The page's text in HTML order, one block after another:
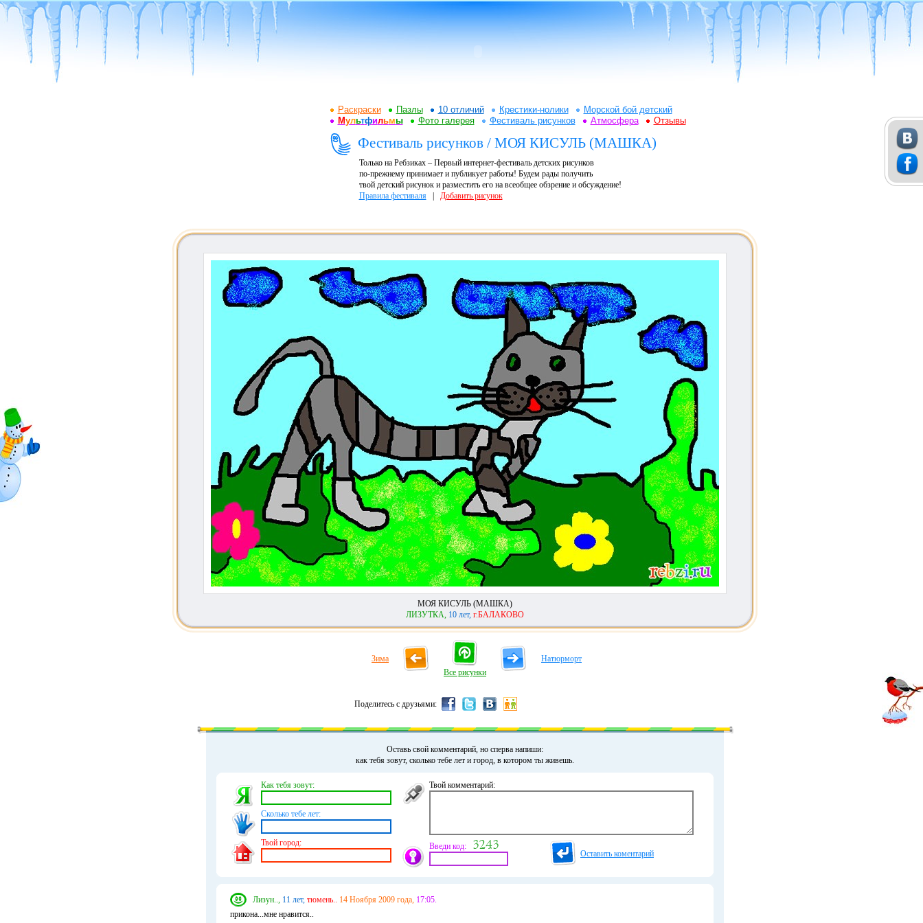
Раскраски Пазлы 10 отличий Крестики-нолики
Морской бой детский
Мультфильмы Фото галерея Фестиваль рисунков Атмосфера Отзывы
Фестиваль рисунков / МОЯ КИСУЛЬ (МАШКА)
Только на Ребзиках – Первый интернет-фестиваль детских рисунков
по-прежнему принимает и публикует работы! Будем рады получить
твой детский рисунок и разместить его на всеобщее обзрение и обсуждение!
Правила фестиваля| Добавить рисунок
МОЯ КИСУЛЬ (МАШКА)
ЛИЗУТКА, 10 лет, г.БАЛАКОВО
Зима
Все рисунки
Натюрморт
Поделитесь с друзьями:
Оставь свой комментарий, но сперва напиши:
как тебя зовут, сколько тебе лет и город, в котором ты живешь.
Как тебя зовут:
Сколько тебе лет:
Твой город:
Твой комментарий:
Введи код:
Оставить коментарий
Лизун.., 11 лет, тюмень.. 14 Ноября 2009 года, 17:05.
прикона...мне нравится..